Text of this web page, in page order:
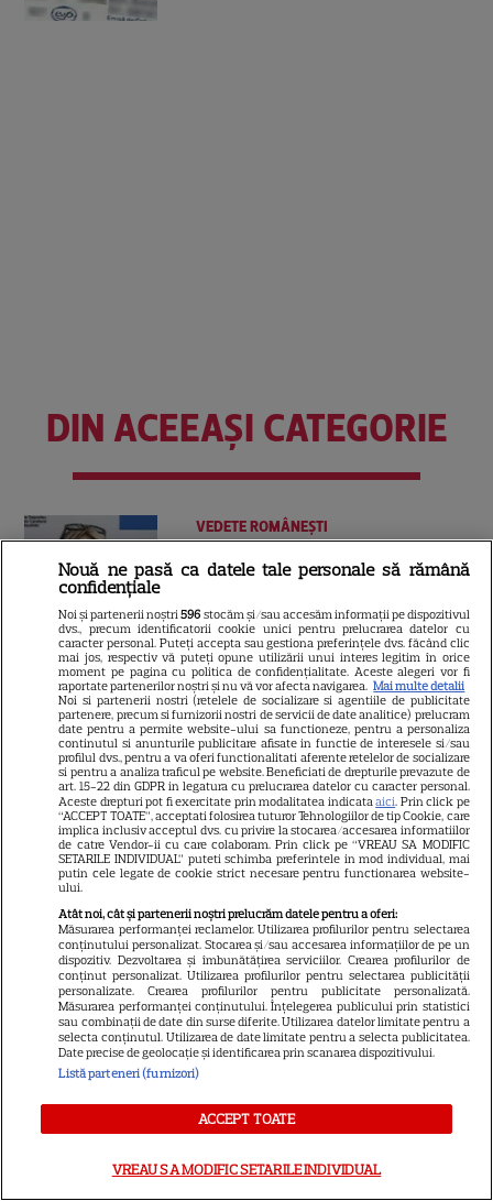
DIN ACEEAȘI CATEGORIE
19
VEDETE ROMÂNEŞTI
Cum și-a construit Nadia
retragerea din gimnastică.
Afacerile de milioane din SUA
VEDETE STRĂINE
Penélope Cruz rupe tăcerea
despre mariajul cu Javier
Bardem: „Încă mai învăț lucruri
despre el”
11
La 50 de ani de la nota 10,
Nadia Comăneci dezvăluie de
ce tabela de la Montreal a
afișat 1.00
VEDETE ROMÂNEŞTI
De ce a suferit Adela Popescu
de depresie. Care a fost
detaliul care a salvat-o în
Nouă ne pasă ca datele tale personale să rămână
confidențiale
Noi și partenerii noștri596 stocăm și/sau accesăm informații pe dispozitivul
dvs., precum identificatorii cookie unici pentru prelucrarea datelor cu
caracter personal. Puteți accepta sau gestiona preferințele dvs. făcând clic
mai jos, respectiv vă puteți opune utilizării unui interes legitim în orice
moment pe pagina cu politica de confidențialitate. Aceste alegeri vor fi
raportate partenerilor noștri și nu vă vor afecta navigarea. Mai multe detalii
Noi si partenerii nostri (retelele de socializare si agentiile de publicitate
partenere, precum si furnizorii nostri de servicii de date analitice) prelucram
date pentru a permite website-ului sa functioneze, pentru a personaliza
continutul si anunturile publicitare afisate in functie de interesele si/sau
profilul dvs., pentru a va oferi functionalitati aferente retelelor de socializare
si pentru a analiza traficul pe website. Beneficiati de drepturile prevazute de
art. 15-22 din GDPR in legatura cu prelucrarea datelor cu caracter personal.
Aceste drepturi pot fi exercitate prin modalitatea indicataaici. Prin click pe
“ACCEPT TOATE”, acceptati folosirea tuturor Tehnologiilor de tip Cookie, care
implica inclusiv acceptul dvs. cu privire la stocarea/accesarea informatiilor
de catre Vendor-ii cu care colaboram. Prin click pe “VREAU SA MODIFIC
SETARILE INDIVIDUAL” puteti schimba preferintele in mod individual, mai
putin cele legate de cookie strict necesare pentru functionarea website-
ului.
Atât noi, cât și partenerii noștri prelucrăm datele pentru a oferi:
Măsurarea performanței reclamelor. Utilizarea profilurilor pentru selectarea
conținutului personalizat. Stocarea și/sau accesarea informațiilor de pe un
dispozitiv. Dezvoltarea și îmbunătățirea serviciilor. Crearea profilurilor de
conținut personalizat. Utilizarea profilurilor pentru selectarea publicității
personalizate. Crearea profilurilor pentru publicitate personalizată.
Măsurarea performanței conținutului. Înțelegerea publicului prin statistici
sau combinații de date din surse diferite. Utilizarea datelor limitate pentru a
selecta conținutul. Utilizarea de date limitate pentru a selecta publicitatea.
Date precise de geolocație și identificarea prin scanarea dispozitivului.
Listă parteneri (furnizori)
ACCEPT TOATE
VREAU SA MODIFIC SETARILE INDIVIDUAL